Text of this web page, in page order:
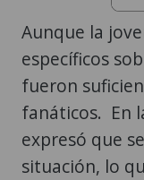
Aunque la
específicos
fueron
fanáticos. En
expresó que
situación, lo